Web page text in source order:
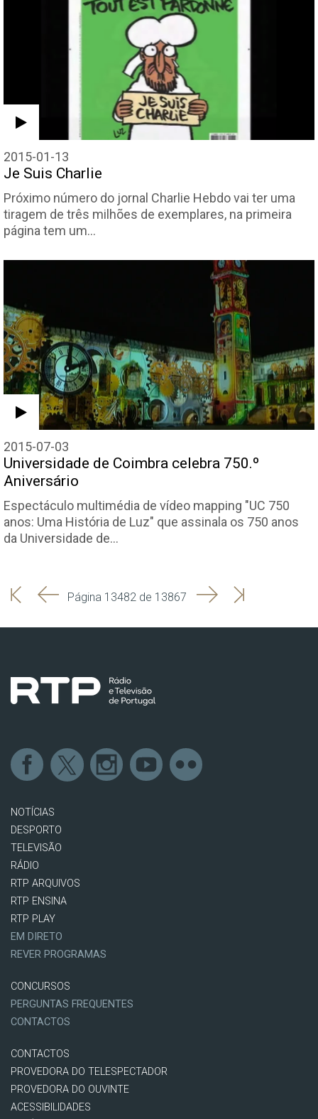
2015-01-13
Je Suis Charlie
Próximo número do jornal Charlie Hebdo vai ter uma
tiragem de três milhões de exemplares, na primeira
página tem um…
2015-07-03
Universidade de Coimbra celebra 750.º
Aniversário
Espectáculo multimédia de vídeo mapping "UC 750
anos: Uma História de Luz" que assinala os 750 anos
da Universidade de…
'
'
Página 13482 de 13867 SeguinteÚltima
NOTÍCIAS
DESPORTO
TELEVISÃO
RÁDIO
RTP ARQUIVOS
RTP ENSINA
RTP PLAY
EM DIRETO
REVER PROGRAMAS
CONCURSOS
PERGUNTAS FREQUENTES
CONTACTOS
CONTACTOS
PROVEDORA DO TELESPECTADOR
PROVEDORA DO OUVINTE
ACESSIBILIDADES